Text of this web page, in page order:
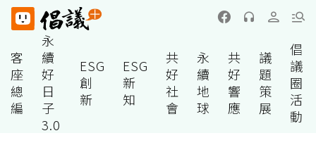
客
座
總
編
永
續
好
日
子
3.0
ESG
創
新
ESG
新
知
共
好
社
會
永
續
地
球
共
好
響
應
議
題
策
展
倡
議
圈
活
動